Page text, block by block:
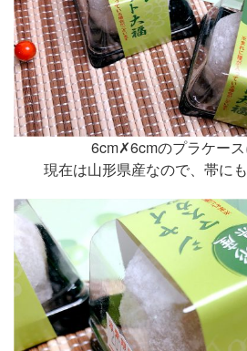
6cm✗6cmのプラケー
現在は山形県産なので、帯に